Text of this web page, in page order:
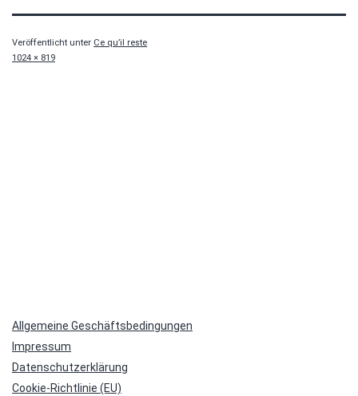
Veröffentlicht unter Ce qu’il reste
Originalgröße
1024 × 819
Allgemeine Geschäftsbedingungen
Impressum
Datenschutzerklärung
Cookie-Richtlinie (EU)